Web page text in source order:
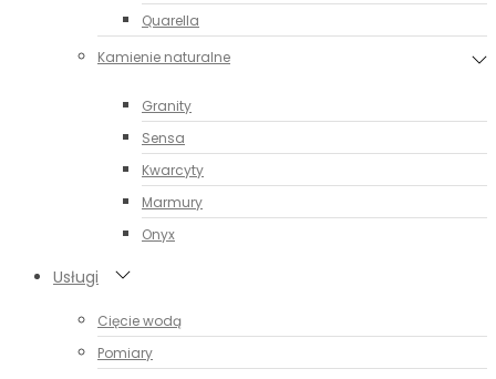
Quarella
Kamienie naturalne
Granity
Sensa
Kwarcyty
Marmury
Onyx
Usługi
Cięcie wodą
Pomiary